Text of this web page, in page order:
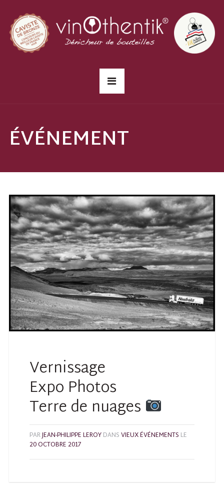
ÉVÉNEMENT
Vernissage
Expo Photos
Terre de nuages
PARJEAN-PHILIPPE LEROYDANSVIEUX ÉVÉNEMENTS LE
20 OCTOBRE 2017